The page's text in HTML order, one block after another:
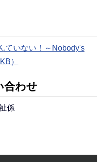
ていない！～Nobody's
）
合わせ
係